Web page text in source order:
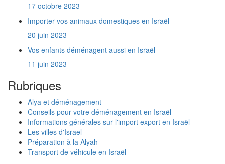
Quelles sont les coordonnées du consulat
français en Israël ?
Quelles sont les coordonnées du Ministère
de l'Intégration ?
De combien de temps dispose t'on pour
s'inscrire à l'assurance maladie ?
En tant que touriste, est-ce que je paye des
taxes de douane sur mon véhicule ?
Où paye t'on des impôts quand on habite
une partie de l'année en France et une partie
en Israël ?
Faut-il ouvrir un dossier à l'Agence Juive à
l'étranger pour obtenir le statut de nouvel
immigrant ?
Comment contacter l'Agence Juive en
17 octobre 2023
Importer vos animaux domestiques en Israël
20 juin 2023
Vos enfants déménagent aussi en Israël
11 juin 2023
Rubriques
Alya et déménagement
Conseils pour votre déménagement en Israël
Informations générales sur l'import export en Israël
Les villes d'Israel
Préparation à la Alyah
Transport de véhicule en Israël